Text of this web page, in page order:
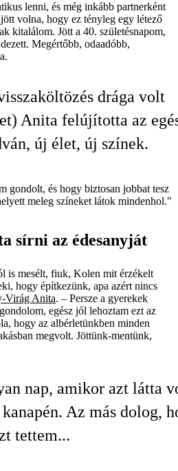
lenni, és még inkább partnerként
volna, hogy ez tényleg egy létező
kitalálom. Jött a 40. születésnapom,
Megértőbb, odaadóbb,
drága volt
Anita felújította az
új élet, új színek.
gondolt, és hogy biztosan jobbat tesz
meleg színeket látok mindenhol."
sírni az édesanyját
is mesélt, fiuk, Kolen mit érzékelt
hogy építkezünk, apa azért nincs
Virág Anita. – Persze a gyerekek
egész jól lehoztam ezt az
hogy az albérletünkben minden
megvolt. Jöttünk-mentünk,
nap, amikor azt látta
Az más dolog,
tettem...